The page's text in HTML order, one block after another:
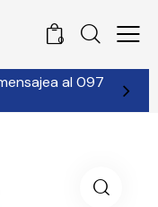
0
al 097